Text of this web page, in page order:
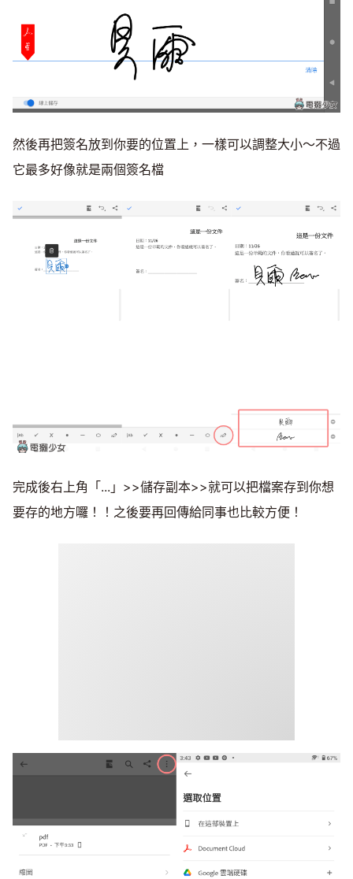
然後再把簽名放到你要的位置上，一樣可以調整大小～不過
它最多好像就是兩個簽名檔
完成後右上角「...」>>儲存副本>>就可以把檔案存到你想
要存的地方囉！！之後要再回傳給同事也比較方便！